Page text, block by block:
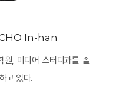
In-han
원, 미디어 스터디과를 졸
고 있다.